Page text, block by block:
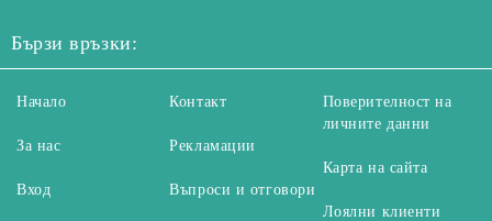
Бързи връзки:
Начало
За нас
Вход
Контакт
Рекламации
Въпроси и отговори
Поверителност на
личните данни
Карта на сайта
Лоялни клиенти